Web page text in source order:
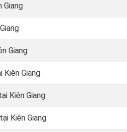
Giang
Giang
Kiên Giang
Kiên Giang
Kiên Giang